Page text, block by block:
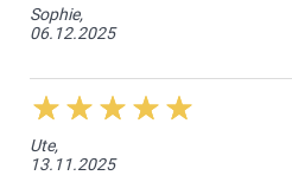
Sophie,
06.12.2025
Ute,
13.11.2025